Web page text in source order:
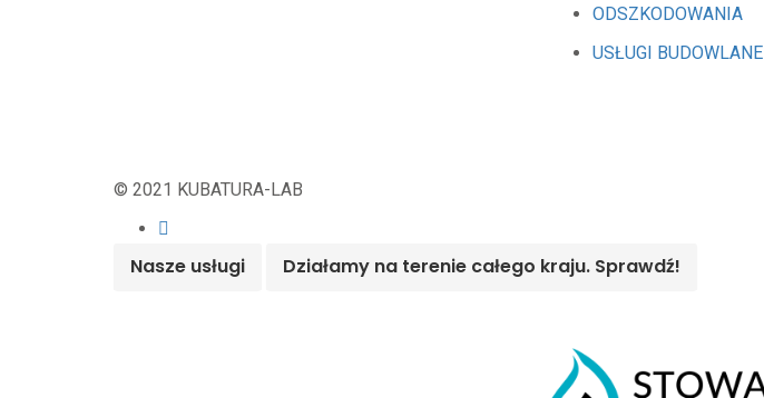
ODSZKODOWANIA
USŁUGI BUDOWLANE
© 2021 KUBATURA-LAB
Nasze usługi Działamy na terenie całego kraju. Sprawdź!